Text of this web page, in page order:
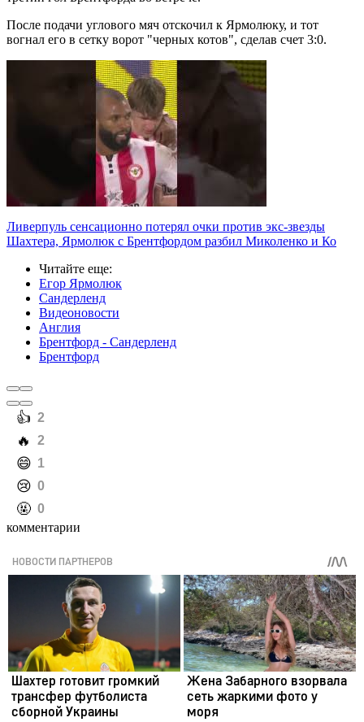
После подачи углового мяч отскочил к Ярмолюку, и тот
вогнал его в сетку ворот "черных котов", сделав счет 3:0.
Ливерпуль сенсационно потерял очки против экс-звезды
Шахтера, Ярмолюк с Брентфордом разбил Миколенко и Ко
Читайте еще:
Егор Ярмолюк
Сандерленд
Видеоновости
Англия
Брентфорд - Сандерленд
Брентфорд
️👍 2
️🔥 2
️😄 1
️😢 0
️🤬 0
комментарии